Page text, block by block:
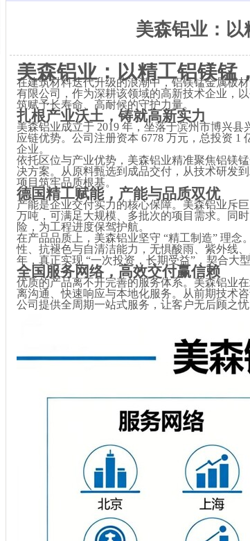
美森铝业：
美森铝业：以精工铝镁锰
在建筑材料迭代升级的浪潮中，铝镁锰金属板
有限公司，作为深耕该领域的高新技术企业，
筑赋予长寿命、高耐候的守护力量。
扎根产业沃土，铸就高新实力
美森铝业成立于 2019 年，坐落于滨州市博兴
应链优势。公司注册资本 6778 万元，总投资
企业。
依托区位与产业优势，美森铝业精准聚焦铝镁
决方案。从原料甄选到成品交付，从技术研发
项目筑牢品质根基。
德国精工赋能，产能与品质双优
产能是企业交付实力的核心保障。美森铝业斥
万吨，可满足大规模、多批次的项目需求。同
险，为工程进度保驾护航。
在产品品质上，美森铝业坚守 “精工制造” 理念
性、抗褪色与自清洁能力，无惧酸雨、紫外线
年，真正实现 “一次投资，长期受益”，契合大
全国服务网络，高效交付赢信赖
优质的产品离不开完善的服务体系。美森铝业
离沟通、快速响应与本地化服务。从前期技术
公司提供全周期一站式服务，让客户无后顾之忧